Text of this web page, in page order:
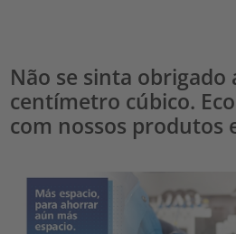
Não se sinta obrigado
centímetro cúbico.
com nossos produtos